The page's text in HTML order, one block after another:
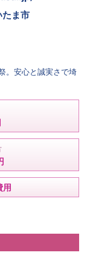
ま市
。安心と誠実さで埼
用